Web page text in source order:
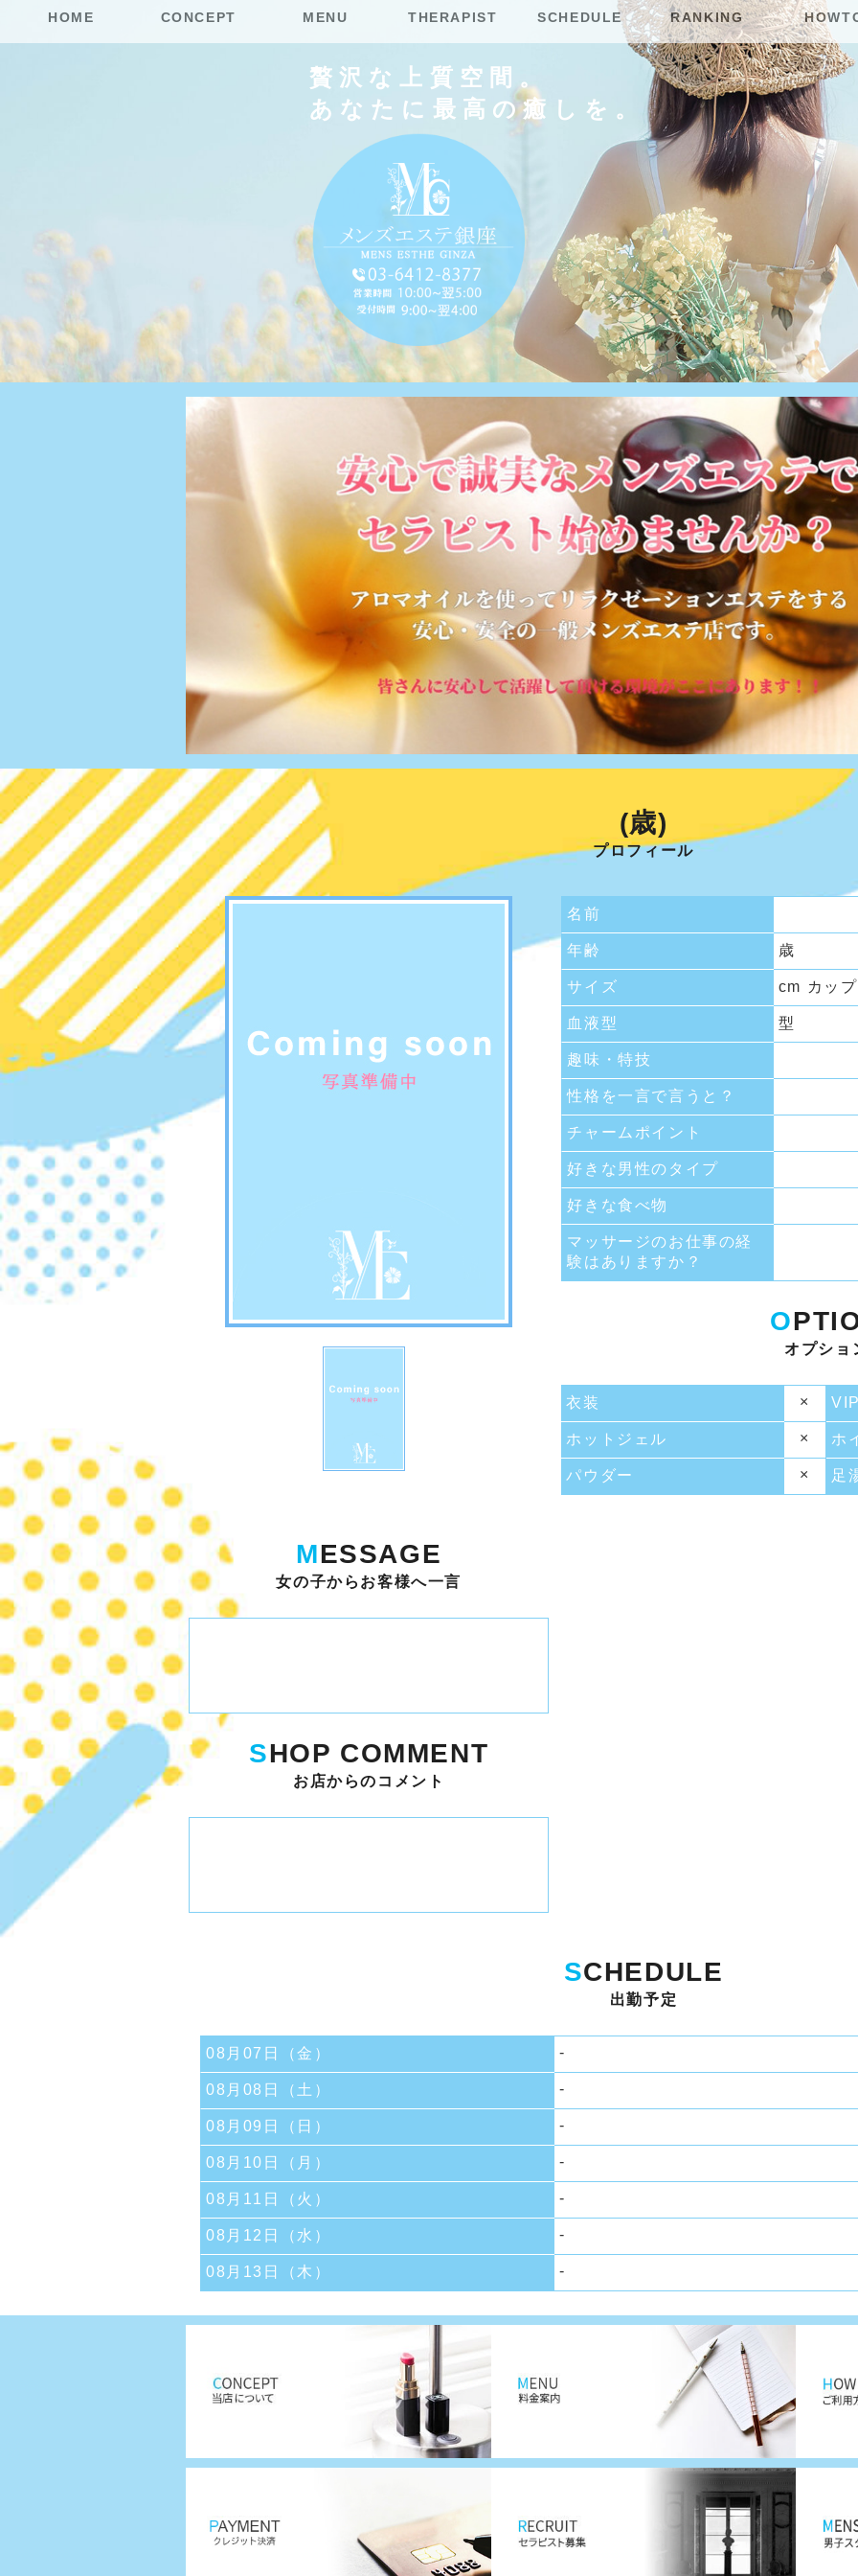
贅沢な上質空間。
あなたに最高の癒しを。
HOME CONCEPT MENU THERAPIST SCHEDULE RANKING
(歳)
プロフィール
名前
年齢 歳
サイズ cm カップ
血液型 型
趣味・特技
性格を一言で言うと？
チャームポイント
好きな男性のタイプ
好きな食べ物
マッサージのお仕事の経
験はありますか？
O
オプショ
衣装 ×
ホットジェル × ホ
パウダー × 足
MESSAGE
女の子からお客様へ一言
SHOP COMMENT
お店からのコメント
SCHEDULE
出勤予定
08月07日（金） -
08月08日（土） -
08月09日（日） -
08月10日（月） -
08月11日（火） -
08月12日（水） -
08月13日（木） -